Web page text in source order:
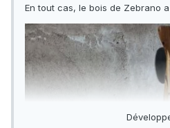
En tout cas, le bois de Zebrano